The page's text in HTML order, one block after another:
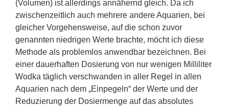
(Volumen) ist allerdings annähernd gleich. Da ich
zwischenzeitlich auch mehrere andere Aquarien, bei
gleicher Vorgehensweise, auf die schon zuvor
genannten niedrigen Werte brachte, möcht ich diese
Methode als problemlos anwendbar bezeichnen. Bei
einer dauerhaften Dosierung von nur wenigen Milliliter
Wodka täglich verschwanden in aller Regel in allen
Aquarien nach dem „Einpegeln“ der Werte und der
Reduzierung der Dosiermenge auf das absolutes